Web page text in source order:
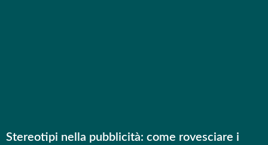
Stereotipi nella pubblicità: come rovesciare i